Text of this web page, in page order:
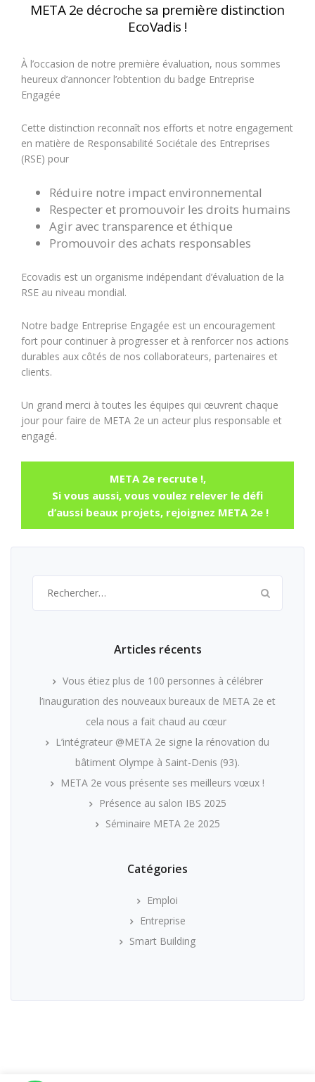
META 2e décroche sa première distinction
EcoVadis !
À l’occasion de notre première évaluation, nous sommes
heureux d’annoncer l’obtention du badge Entreprise
Engagée
Cette distinction reconnaît nos efforts et notre engagement
en matière de Responsabilité Sociétale des Entreprises
(RSE) pour
Réduire notre impact environnemental
Respecter et promouvoir les droits humains
Agir avec transparence et éthique
Promouvoir des achats responsables
Ecovadis est un organisme indépendant d’évaluation de la
RSE au niveau mondial.
Notre badge Entreprise Engagée est un encouragement
fort pour continuer à progresser et à renforcer nos actions
durables aux côtés de nos collaborateurs, partenaires et
clients.
Un grand merci à toutes les équipes qui œuvrent chaque
jour pour faire de META 2e un acteur plus responsable et
engagé.
META 2e recrute !,
Si vous aussi, vous voulez relever le défi
d’aussi beaux projets, rejoignez META 2e !
Articles récents
Vous étiez plus de 100 personnes à célébrer
l’inauguration des nouveaux bureaux de META 2e et
cela nous a fait chaud au cœur
L’intégrateur @META 2e signe la rénovation du
bâtiment Olympe à Saint-Denis (93).
META 2e vous présente ses meilleurs vœux !
Présence au salon IBS 2025
Séminaire META 2e 2025
Catégories
Emploi
Entreprise
Smart Building